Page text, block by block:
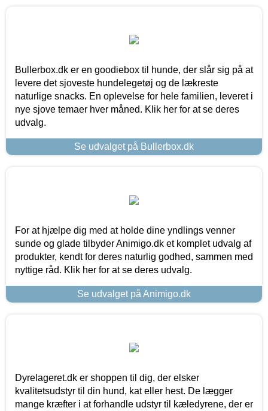
Bullerbox.dk er en goodiebox til hunde, der slår sig på at
levere det sjoveste hundelegetøj og de lækreste
naturlige snacks. En oplevelse for hele familien, leveret i
nye sjove temaer hver måned. Klik her for at se deres
udvalg.
Se udvalget på Bullerbox.dk
For at hjælpe dig med at holde dine yndlings venner
sunde og glade tilbyder Animigo.dk et komplet udvalg af
produkter, kendt for deres naturlig godhed, sammen med
nyttige råd. Klik her for at se deres udvalg.
Se udvalget på Animigo.dk
Dyrelageret.dk er shoppen til dig, der elsker
kvalitetsudstyr til din hund, kat eller hest. De lægger
mange kræfter i at forhandle udstyr til kæledyrene, der er